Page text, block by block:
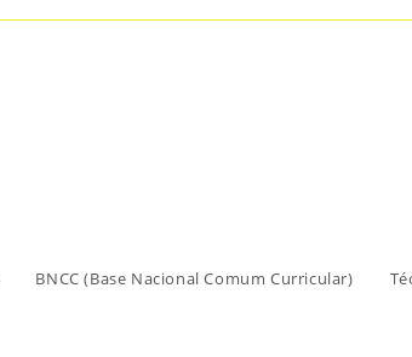
BNCC (Base Nacional Comum Curricular)